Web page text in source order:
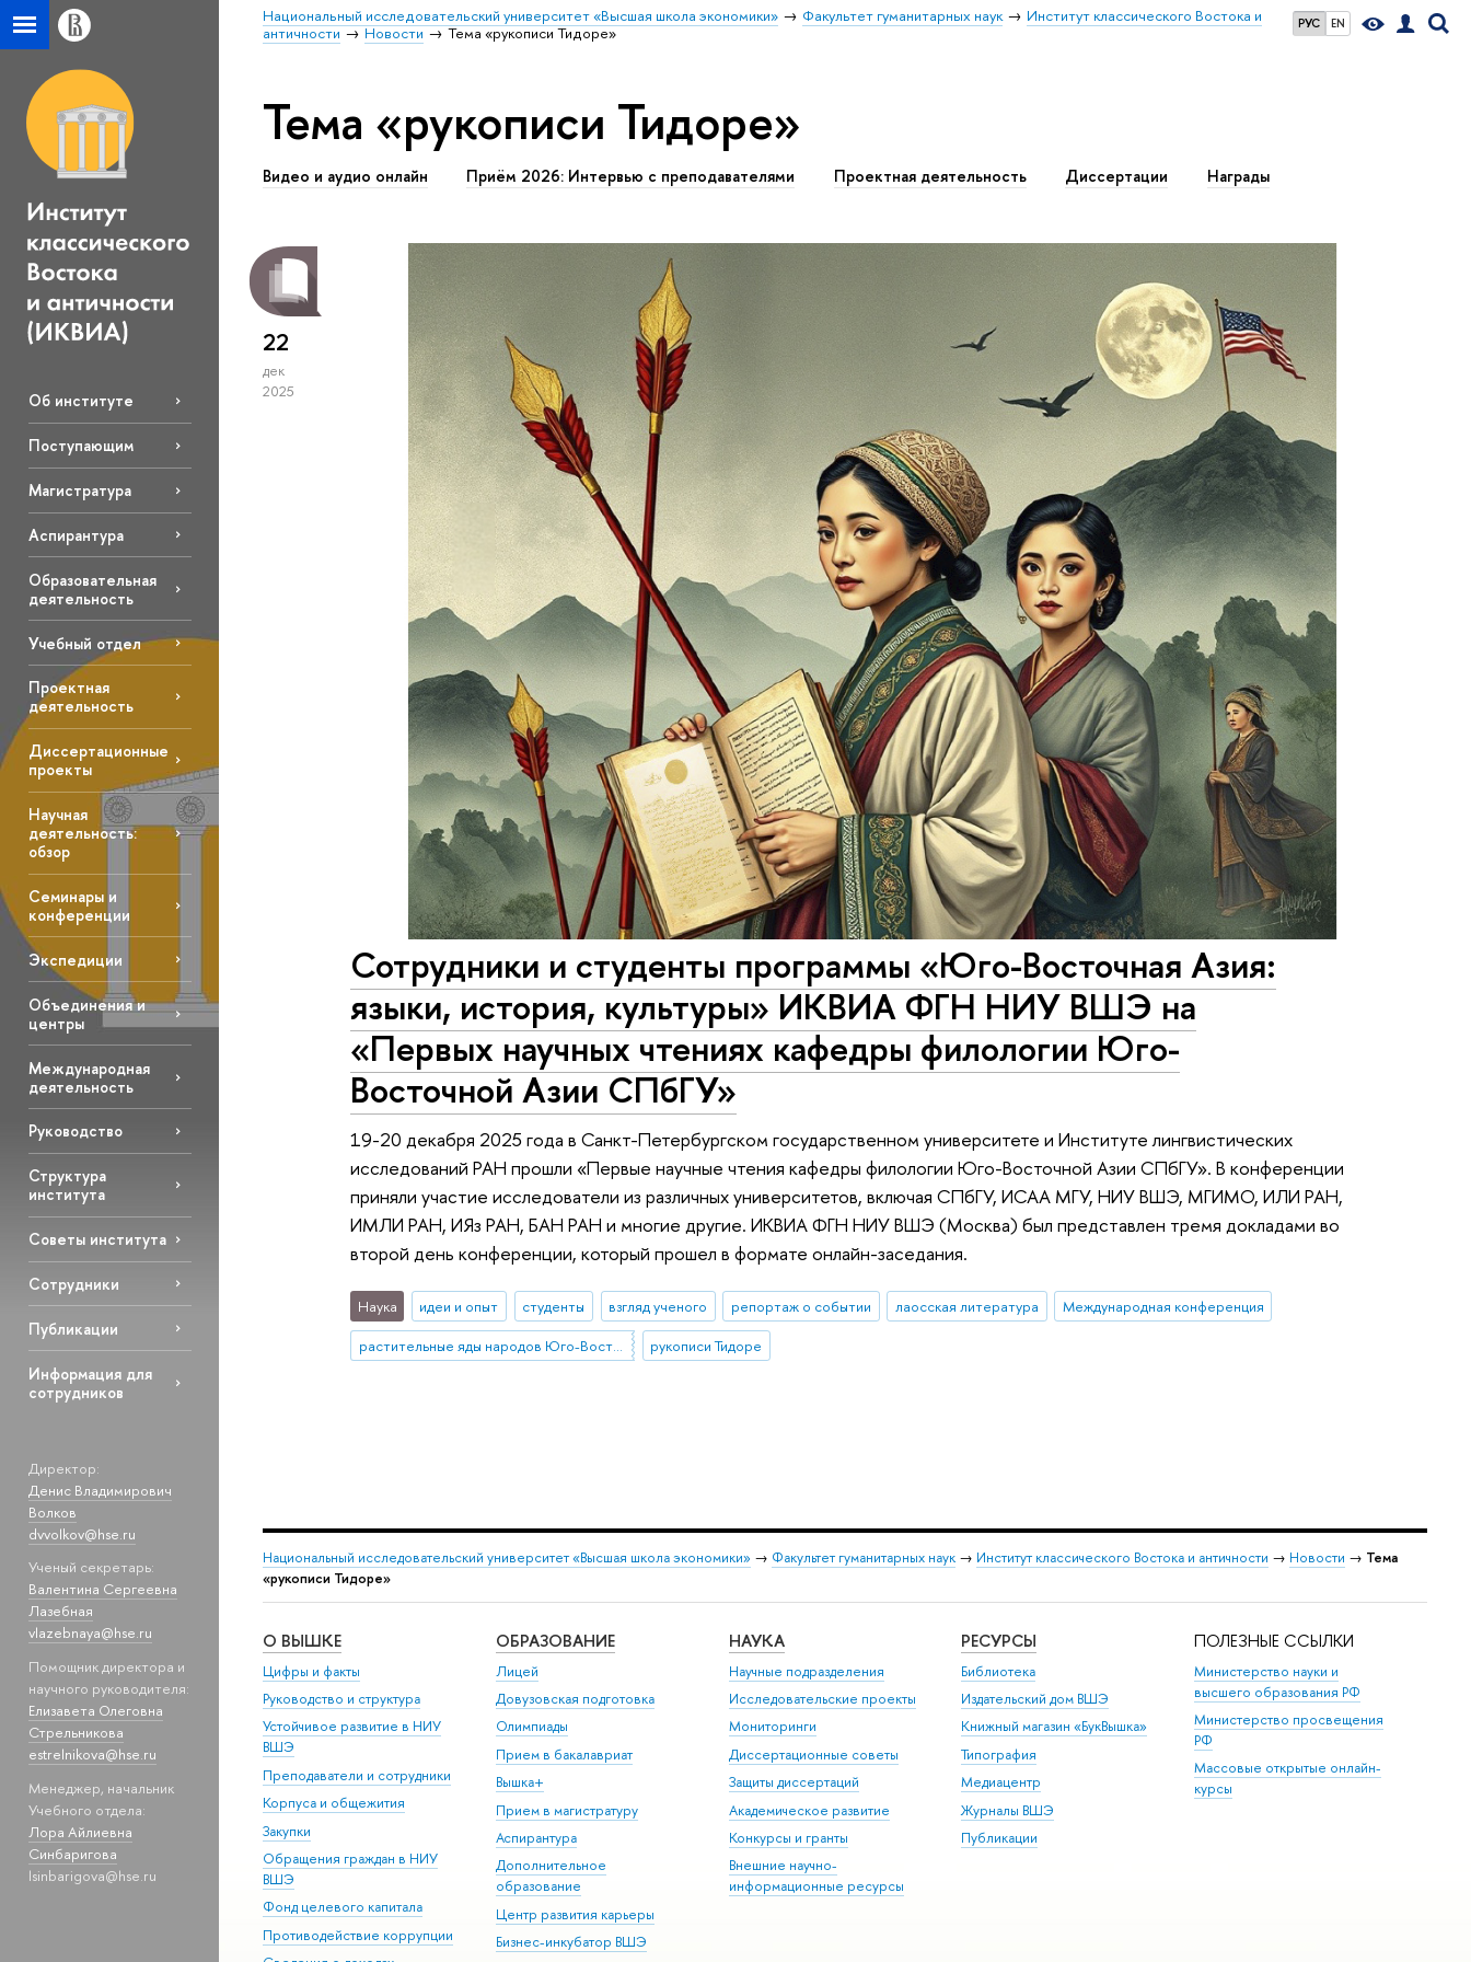
РУС EN
Национальный исследовательский университет «Высшая школа экономики» Факультет гуманитарных наук
Институт классического Востока и
античности
Новости Тема «рукописи Тидоре»
Об институте
Поступающим
Магистратура
Аспирантура
Образовательная
деятельность
Учебный отдел
Проектная
деятельность
Диссертационные
проекты
Научная
деятельность:
обзор
Семинары и
конференции
Экспедиции
Объединения и
центры
Международная
деятельность
Руководство
Структура
института
Советы института
Сотрудники
Публикации
Информация для
сотрудников
Директор:
Денис Владимирович
Волков
dvvolkov@hse.ru
Ученый секретарь:
Валентина Сергеевна
Лазебная
vlazebnaya@hse.ru
Помощник директора и
научного руководителя:
Елизавета Олеговна
Стрельникова
estrelnikova@hse.ru
Менеджер, начальник
Учебного отдела:
Лора Айлиевна
Синбаригова
lsinbarigova@hse.ru
Тема «рукописи Тидоре»
Видео и аудио онлайн Приём 2026: Интервью с преподавателями Проектная деятельность Диссертации Награды
22
дек
2025
Сотрудники и студенты программы «Юго-Восточная Азия:
языки, история, культуры» ИКВИА ФГН НИУ ВШЭ на
«Первых научных чтениях кафедры филологии Юго-
Восточной Азии СПбГУ»
19-20 декабря 2025 года в Санкт-Петербургском государственном университете и Институте лингвистических
исследований РАН прошли «Первые научные чтения кафедры филологии Юго-Восточной Азии СПбГУ». В конференции
приняли участие исследователи из различных университетов, включая СПбГУ, ИСАА МГУ, НИУ ВШЭ, МГИМО, ИЛИ РАН,
ИМЛИ РАН, ИЯз РАН, БАН РАН и многие другие. ИКВИА ФГН НИУ ВШЭ (Москва) был представлен тремя докладами во
второй день конференции, который прошел в формате онлайн-заседания.
Наука идеи и опыт студенты взгляд ученого репортаж о событии лаосская литература
Международная конференция
растительные яды народов Юго-Восточной Азии
рукописи Тидоре
Национальный исследовательский университет «Высшая школа экономики» → Факультет гуманитарных наук → Институт классического Востока и античности → Новости → Тема
«рукописи Тидоре»
О ВЫШКЕ
Цифры и факты
Руководство и структура
Устойчивое развитие в НИУ
ВШЭ
Преподаватели и сотрудники
Корпуса и общежития
Закупки
Обращения граждан в НИУ
ВШЭ
Фонд целевого капитала
Противодействие коррупции
ОБРАЗОВАНИЕ
Лицей
Довузовская подготовка
Олимпиады
Прием в бакалавриат
Вышка+
Прием в магистратуру
Аспирантура
Дополнительное
образование
Центр развития карьеры
Бизнес-инкубатор ВШЭ
НАУКА
Научные подразделения
Исследовательские проекты
Мониторинги
Диссертационные советы
Защиты диссертаций
Академическое развитие
Конкурсы и гранты
Внешние научно-
информационные ресурсы
РЕСУРСЫ
Библиотека
Издательский дом ВШЭ
Книжный магазин «БукВышка»
Типография
Медиацентр
Журналы ВШЭ
Публикации
ПОЛЕЗНЫЕ ССЫЛКИ
Министерство науки и
высшего образования РФ
Министерство просвещения
РФ
Массовые открытые онлайн-
курсы